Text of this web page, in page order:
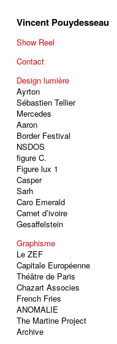
Vincent Pouydesseau
Show Reel
Contact
Design lumière
Ayrton
Sébastien Tellier
Mercedes
Aaron
Border Festival
NSDOS
figure C.
Figure lux 1
Casper
Sarh
Caro Emerald
Carnet d’ivoire
Gesaffelstein
Graphisme
Le ZEF
Capitale Européenne
Théâtre de Paris
Chazart Associes
French Fries
ANOMALIE
The Martine Project
Archive